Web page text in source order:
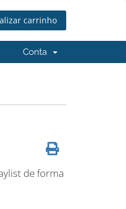
carrinho
Conta
de forma